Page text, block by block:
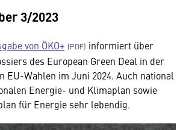
3/2023
von ÖKO+
informiert über
des European Green Deal in der
EU-Wahlen im Juni 2024. Auch national
Energie- und Klimaplan sowie
für Energie sehr lebendig.